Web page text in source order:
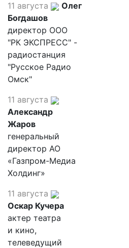
11 августа
Олег
Богдашов
директор ООО
"РК ЭКСПРЕСС" -
радиостанция
"Русское Радио
Омск"
11 августа
Александр
Жаров
генеральный
директор АО
«Газпром-Медиа
Холдинг»
11 августа
Оскар Кучера
актер театра
и кино,
телеведущий